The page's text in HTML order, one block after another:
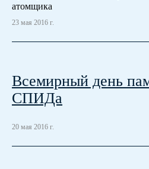
атомщика
23 мая 2016 г.
Всемирный день
СПИДа
20 мая 2016 г.